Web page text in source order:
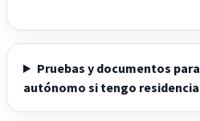
Pruebas y documentos
autónomo si tengo